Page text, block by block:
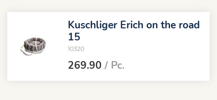
Kuschliger Erich on the road
15
10320
269.90 / Pc.